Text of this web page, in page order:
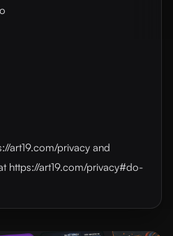
art19.com/privacy and
https://art19.com/privacy#do-